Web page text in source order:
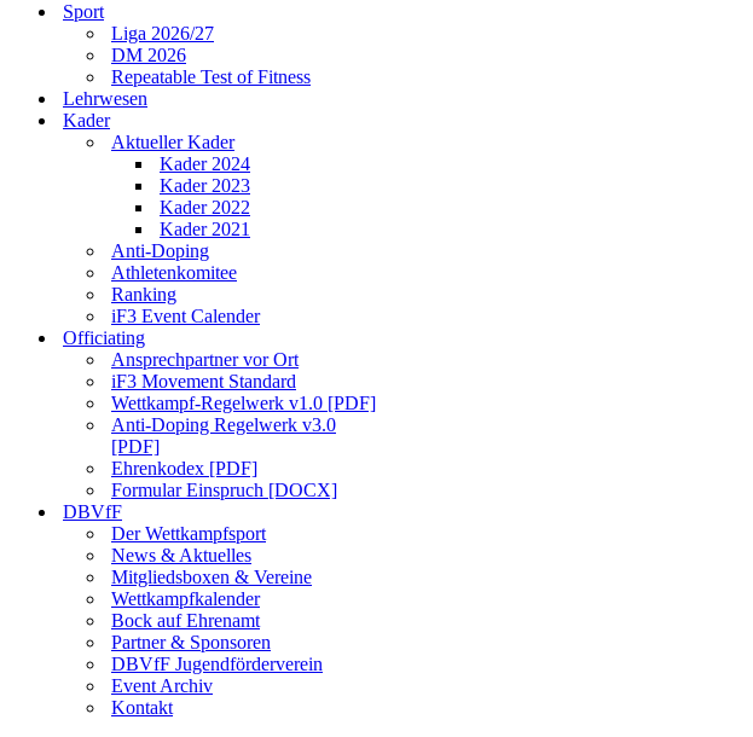
Sport
Liga 2026/27
DM 2026
Repeatable Test of Fitness
Lehrwesen
Kader
Aktueller Kader
Kader 2024
Kader 2023
Kader 2022
Kader 2021
Anti-Doping
Athletenkomitee
Ranking
iF3 Event Calender
Officiating
Ansprechpartner vor Ort
iF3 Movement Standard
Wettkampf-Regelwerk v1.0 [PDF]
Anti-Doping Regelwerk v3.0
[PDF]
Ehrenkodex [PDF]
Formular Einspruch [DOCX]
DBVfF
Der Wettkampfsport
News & Aktuelles
Mitgliedsboxen & Vereine
Wettkampfkalender
Bock auf Ehrenamt
Partner & Sponsoren
DBVfF Jugendförderverein
Event Archiv
Kontakt